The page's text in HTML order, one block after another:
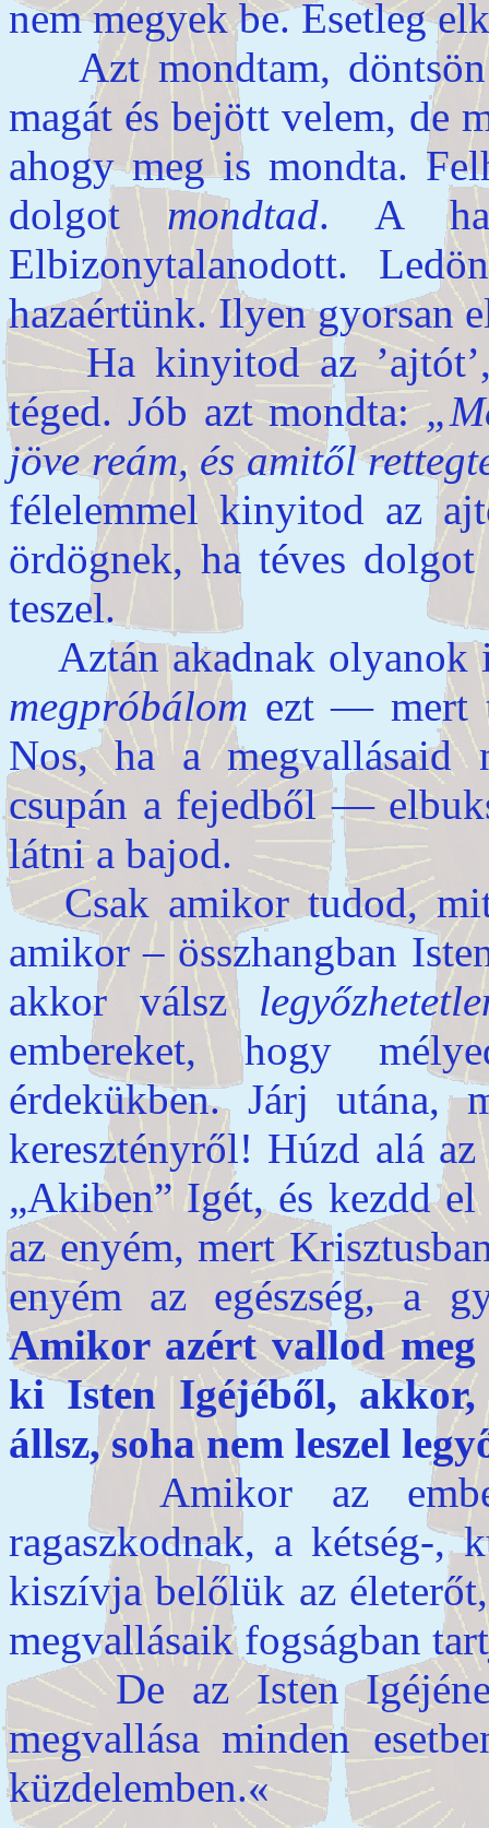
nem megyek be. Esetleg
Azt mondtam, döntsön
magát és bejött velem, de
ahogy meg is mondta.
dolgot mondtad. A
Elbizonytalanodott.
hazaértünk. Ilyen gyorsan
Ha kinyitod az ’ajtót’,
téged. Jób azt mondta:
jöve reám, és amitől
félelemmel kinyitod az
ördögnek, ha téves
teszel.
Aztán akadnak olyanok
megpróbálom ezt — mert
Nos, ha a megvallásaid
csupán a fejedből —
látni a bajod.
Csak amikor tudod,
amikor – összhangban
akkor válsz
embereket, hogy
érdekükben. Járj
keresztényről! Húzd alá az
„Akiben” Igét, és kezdd
az enyém, mert
enyém az egészség, a
Amikor azért vallod
ki Isten Igéjéből,
állsz, soha nem leszel
Amikor az
ragaszkodnak, a kétség-,
kiszívja belőlük az
megvallásaik fogságban
De az Isten Igéjének
megvallása minden
küzdelemben.«